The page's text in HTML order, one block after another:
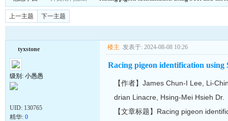
上一主题 下一主题
tyxstone
级别: 小愚愚
UID: 130765
精华: 0
楼主 发表于: 2024-08-08 10:26
Racing pigeon identification
【作者】James Chun-I Lee, Li-
drian Linacre, Hsing-Mei Hsieh Dr.
【文章标题】Racing pigeon